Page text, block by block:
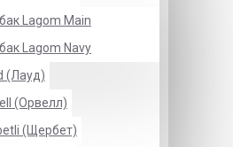
Lagom Main
Lagom Navy
(Лауд)
(Орвелл)
(Щербет)